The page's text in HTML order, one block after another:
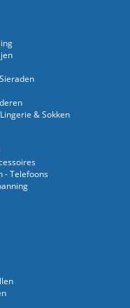
& Sokken
- Telefoons